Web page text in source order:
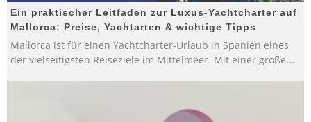
Ein praktischer Leitfaden zur Luxus-Yachtcharter auf
Mallorca: Preise, Yachtarten & wichtige Tipps
Mallorca ist für einen Yachtcharter-Urlaub in Spanien eines
der vielseitigsten Reiseziele im Mittelmeer. Mit einer große...